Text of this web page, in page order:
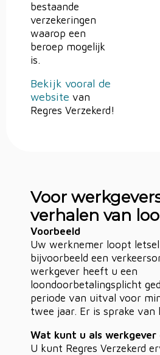
bestaande
verzekeringen
waarop een
beroep mogelijk
is.
Bekijk vooral de
website van
Regres Verzekerd!
Voor
verhalen van
Voorbeeld
Uw werknemer loopt
bijvoorbeeld een
werkgever heeft u een
loondoorbetalingsplicht
periode van uitval voor
twee jaar. Er is sprake van
Wat kunt u als werkgever
U kunt Regres Verzekerd